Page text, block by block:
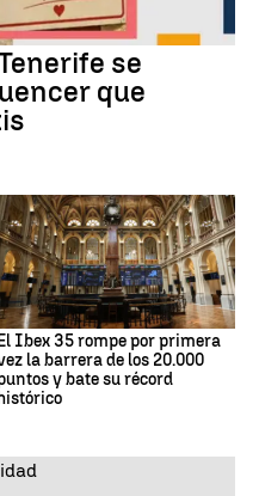
se
que
El Ibex 35 rompe por primera
la barrera de los 20.000
y bate su récord
histórico